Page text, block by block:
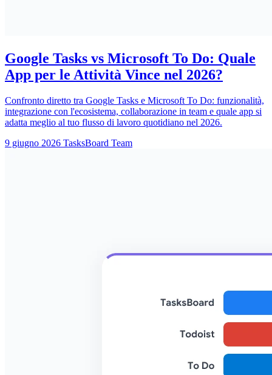
Google Tasks vs Microsoft To Do: Quale
App per le Attività Vince nel 2026?
Confronto diretto tra Google Tasks e Microsoft To Do: funzionalità,
integrazione con l'ecosistema, collaborazione in team e quale app si
adatta meglio al tuo flusso di lavoro quotidiano nel 2026.
9 giugno 2026 TasksBoard Team